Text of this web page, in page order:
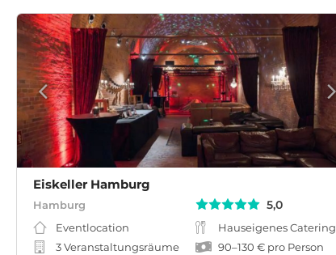
Eiskeller Hamburg
Hamburg 5,0
Eventlocation
3 Veranstaltungsräume
Hauseigenes Catering
90–130 € pro Person